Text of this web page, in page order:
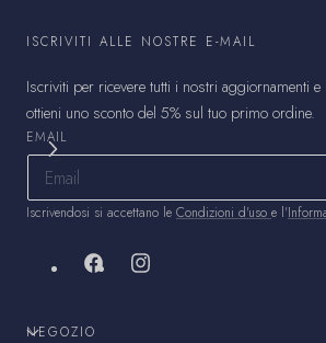
ISCRIVITI ALLE NOSTRE E-MAIL
Iscriviti per ricevere tutti i nostri aggiornamenti e
ottieni uno sconto del 5% sul tuo primo ordine.
EMAIL
Iscrivendosi si accettano le Condizioni d'uso e l'
FacebookInstagram
NEGOZIO